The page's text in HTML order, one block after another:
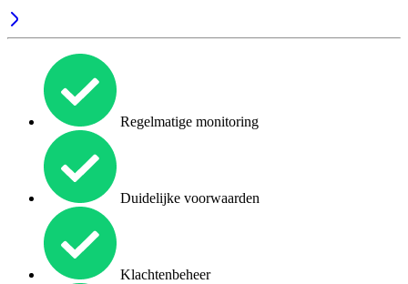
Regelmatige monitoring
Duidelijke voorwaarden
Klachtenbeheer